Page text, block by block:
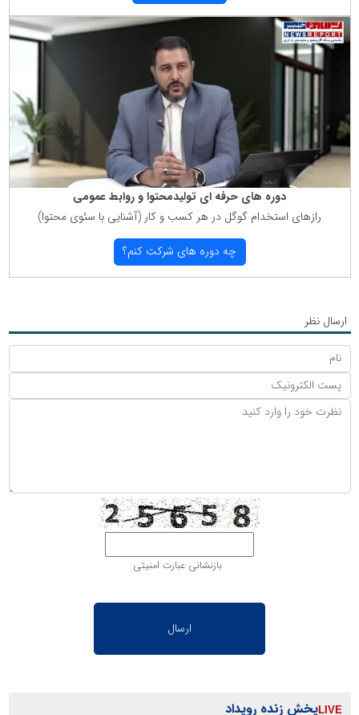
دوره های حرفه ای تولیدمحتوا و روابط عمومی
رازهای استخدام گوگل در هر كسب و كار (آشنایی با سئوی محتوا)
چه دوره های شركت كنم؟
ارسال نظر
بازنشانی عبارت امنیتی
پخش زنده رویداد